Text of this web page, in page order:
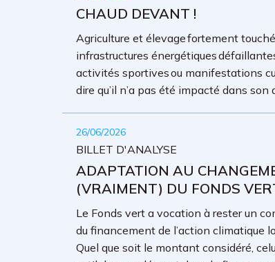
CHAUD DEVANT !
Agriculture et élevage fortement
infrastructures énergétiques
activités sportives ou manifestations
dire qu’il n’a pas été impacté dans
26/06/2026
BILLET D'ANALYSE
ADAPTATION AU
(VRAIMENT) DU FONDS
Le Fonds vert a vocation à rester un
du financement de l’action climatique
Quel que soit le montant considéré,